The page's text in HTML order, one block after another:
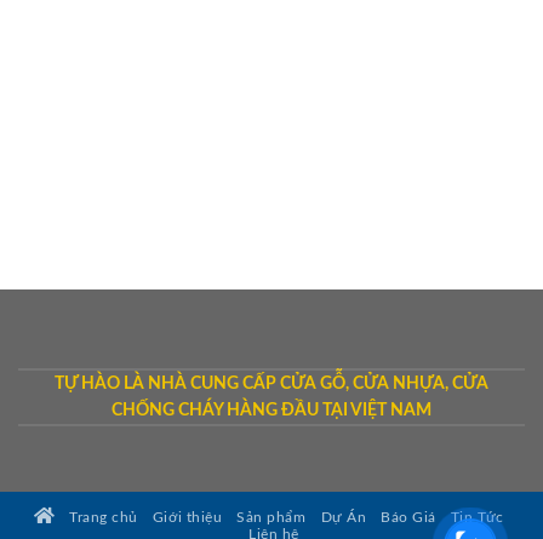
TỰ HÀO LÀ NHÀ CUNG CẤP CỬA GỖ, CỬA NHỰA, CỬA
CHỐNG CHÁY HÀNG ĐẦU TẠI VIỆT NAM
Trang chủ Giới thiệu Sản phẩm Dự Án Báo Giá
Tin Tức
Liên hệ